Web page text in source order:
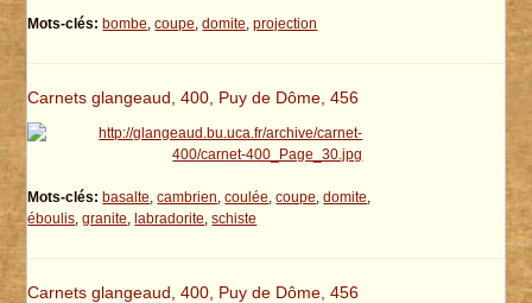
Mots-clés: bombe,coupe,domite,projection
Carnets glangeaud, 400, Puy de Dôme, 456
Mots-clés: basalte,cambrien,coulée,coupe,domite,
éboulis,granite,labradorite,schiste
Carnets glangeaud, 400, Puy de Dôme, 456